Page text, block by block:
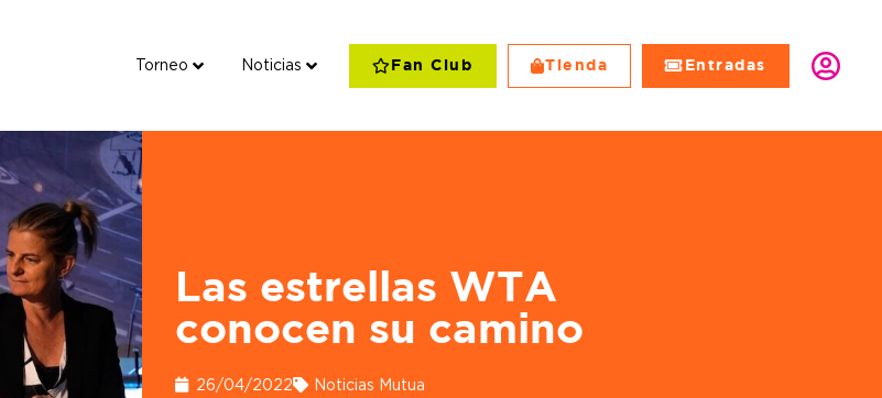
Torneo Noticias Fan Club Tienda
Entradas
Fan Club Tienda Entradas
Las estrellas WTA
conocen su camino
26/04/2022 Noticias Mutua